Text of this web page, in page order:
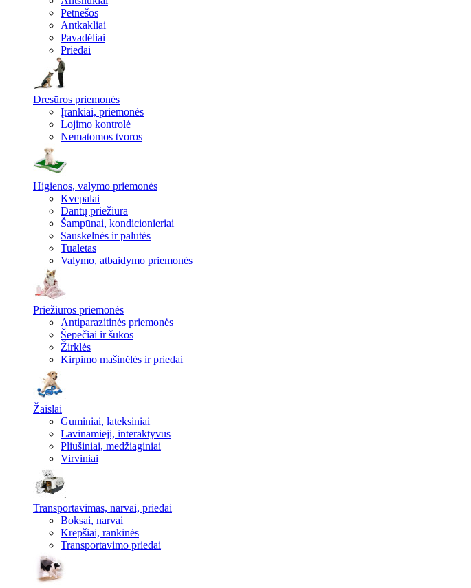
Petnešos
Antkakliai
Pavadėliai
Priedai
Dresūros priemonės
Įrankiai, priemonės
Lojimo kontrolė
Nematomos tvoros
Higienos, valymo priemonės
Kvepalai
Dantų priežiūra
Šampūnai, kondicionieriai
Sauskelnės ir palutės
Tualetas
Valymo, atbaidymo priemonės
Priežiūros priemonės
Antiparazitinės priemonės
Šepečiai ir šukos
Žirklės
Kirpimo mašinėlės ir priedai
Žaislai
Guminiai, lateksiniai
Lavinamieji, interaktyvūs
Pliušiniai, medžiaginiai
Virviniai
Transportavimas, narvai, priedai
Boksai, narvai
Krepšiai, rankinės
Transportavimo priedai